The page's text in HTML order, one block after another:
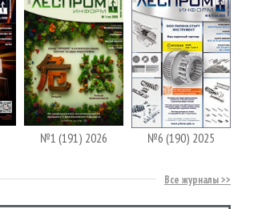
№1 (191) 2026 №6 (190) 2025
Все журналы